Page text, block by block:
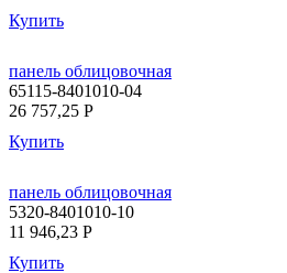
Купить
панель облицовочная
65115-8401010-04
26 757,25 P
Купить
панель облицовочная
5320-8401010-10
11 946,23 P
Купить